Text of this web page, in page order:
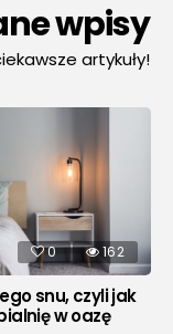
wpisy
artykuły!
0 162
snu, czyli jak
w oazę